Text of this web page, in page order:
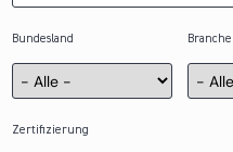
Bundesland Branche
Zertifizierung